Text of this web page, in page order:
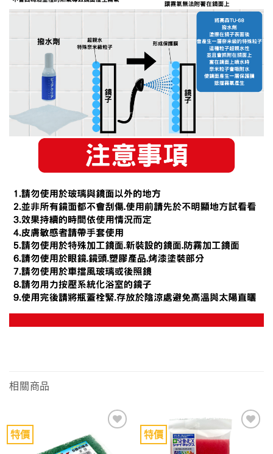
相關商品
特價
wishlist
特價